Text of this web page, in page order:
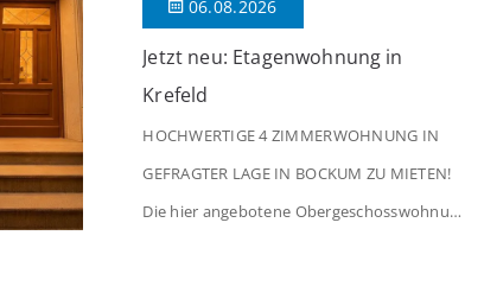
06.08.2026
Jetzt neu: Etagenwohnung in
Krefeld
HOCHWERTIGE 4 ZIMMERWOHNUNG IN
GEFRAGTER LAGE IN BOCKUM ZU MIETEN!
Die hier angebotene Obergeschosswohnung